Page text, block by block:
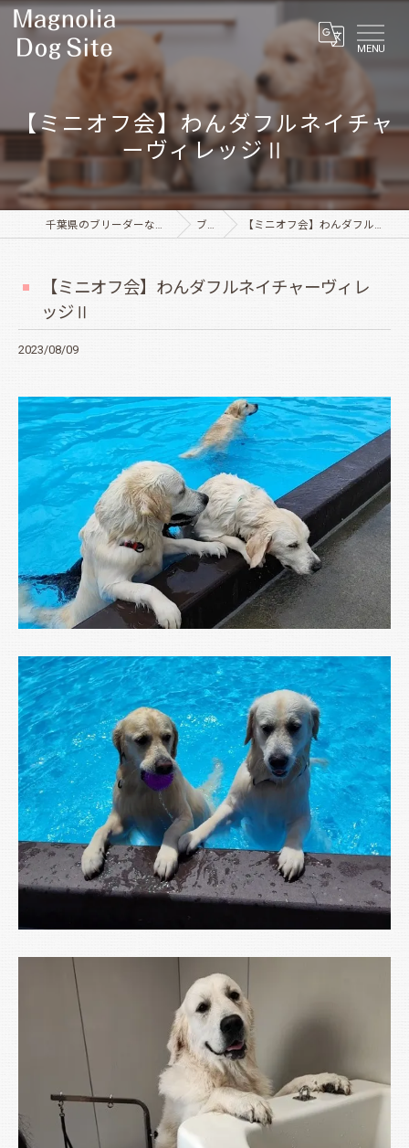
MENU
【ミニオフ会】わんダフルネイチャ
ーヴィレッジⅡ
千葉県のブリーダーならMagnolia Dog Site ブログ 【ミニオフ会】わんダフルネイチャーヴィレッジⅡ
【ミニオフ会】わんダフルネイチャーヴィレ
ッジⅡ
2023/08/09